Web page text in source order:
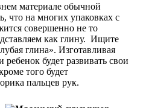
материале обычной
что на многих упаковках с
совершенно не то
как глину. Ищите
глина». Изготавливая
будет развивать свои
того будет
пальцев рук.